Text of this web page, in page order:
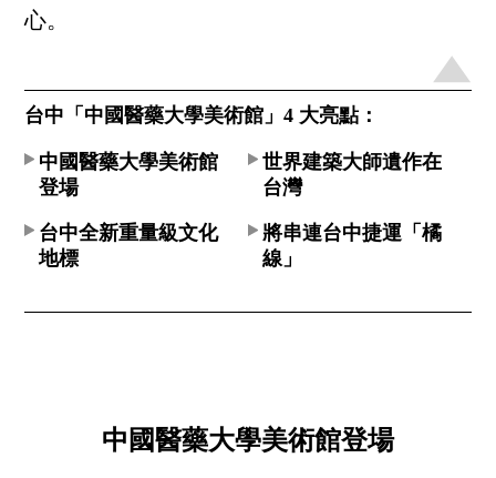
心。
台中「中國醫藥大學美術館」4 大亮點：
中國醫藥大學美術館
登場
世界建築大師遺作在
台灣
台中全新重量級文化
地標
將串連台中捷運「橘
線」
中國醫藥大學美術館登場